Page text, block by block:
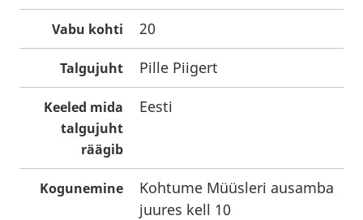
Vabu kohti 20
Talgujuht Pille Piigert
Keeled mida
talgujuht
räägib
Eesti
Kogunemine
Kohtume Müüsleri ausamba
juures kell 10